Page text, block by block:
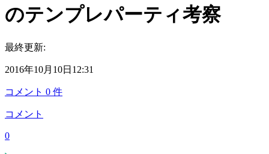
のテンプレパーティ考察
最終更新:
2016年10月10日12:31
コメント 0 件
コメント
0